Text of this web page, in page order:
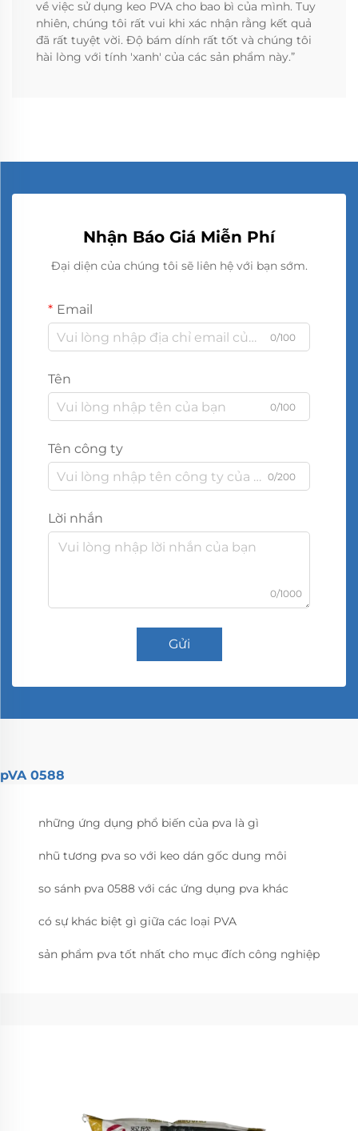
về việc sử dụng keo PVA cho bao bì của mình. Tuy
nhiên, chúng tôi rất vui khi xác nhận rằng kết quả
đã rất tuyệt vời. Độ bám dính rất tốt và chúng tôi
hài lòng với tính 'xanh' của các sản phẩm này.”
Nhận Báo Giá Miễn Phí
Đại diện của chúng tôi sẽ liên hệ với bạn sớm.
Email
0/100
Tên
0/100
Tên công ty
0/200
Lời nhắn
0/1000
Gửi
pVA 0588
những ứng dụng phổ biến của pva là gì
nhũ tương pva so với keo dán gốc dung môi
so sánh pva 0588 với các ứng dụng pva khác
có sự khác biệt gì giữa các loại PVA
sản phẩm pva tốt nhất cho mục đích công nghiệp